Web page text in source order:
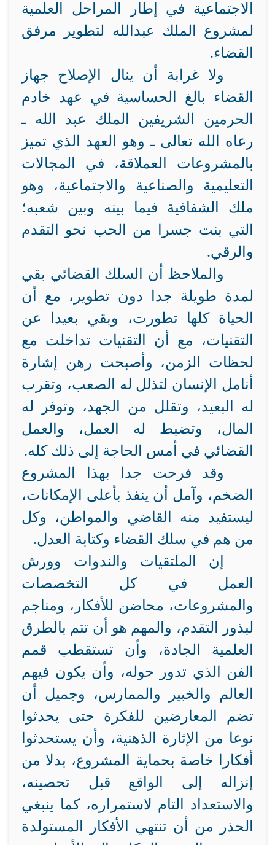
الاجتماعية في إطار المراحل العلمية
لمشروع الملك عبدالله لتطوير مرفق
القضاء.
ولا غرابة أن ينال الإصلاح جهاز
القضاء بالغ الحساسية في عهد خادم
الحرمين الشريفين الملك عبد الله ـ
رعاه الله تعالى ـ وهو العهد الذي تميز
بالمشروعات العملاقة، في المجالات
التعليمية والصناعية والاجتماعية، وهو
ملك الشفافية فيما بينه وبين شعبه؛
التي بنت جسرا من الحب نحو التقدم
والرقي.
والملاحظ أن السلك القضائي بقي
لمدة طويلة جدا دون تطوير، مع أن
الحياة كلها تطورت، وبقي بعيدا عن
التقنيات، مع أن التقنيات تداخلت مع
لحظات الزمن، وأصبحت رهن إشارة
أنامل الإنسان لتذلل له الصعب، وتقرب
له البعيد، وتقلل من الجهد، وتوفر له
المال، وتضبط له العمل، والعمل
القضائي في أمس الحاجة إلى ذلك كله.
وقد فرحت جدا بهذا المشروع
الضخم، وآمل أن ينفذ بأعلى الإمكانات،
ليستفيد منه القاضي والمواطن، وكل
من هم في سلك القضاء وكتابة العدل.
إن الملتقيات والندوات وورش
العمل في كل التخصصات
والمشروعات، محاضن للأفكار، ومناجم
لبذور التقدم، والمهم هو أن تتم بالطرق
العلمية الجادة، وأن تستقطب قمم
الفن الذي تدور حوله، وأن يكون فيهم
العالم والخبير والممارس، وجميل أن
تضم المعارضين للفكرة حتى يحدثوا
نوعا من الإثارة الذهنية، وأن يستحدثوا
أفكارا خاصة بحماية المشروع، بدلا من
إنزاله إلى الواقع قبل تحصينه،
والاستعداد التام لاستمراره، كما ينبغي
الحذر من أن تنتهي الأفكار المستولدة